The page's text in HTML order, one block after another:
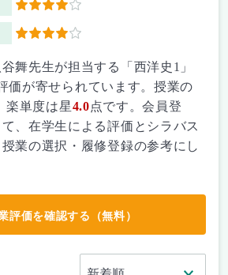
4
4
舞先生が担当する「西洋史1」
価が寄せられています。授業の
楽単度は星4.0点です。会員登
、在学生による評価とシラバス
業の選択・履修登録の参考にし
評価を確認する（無料）